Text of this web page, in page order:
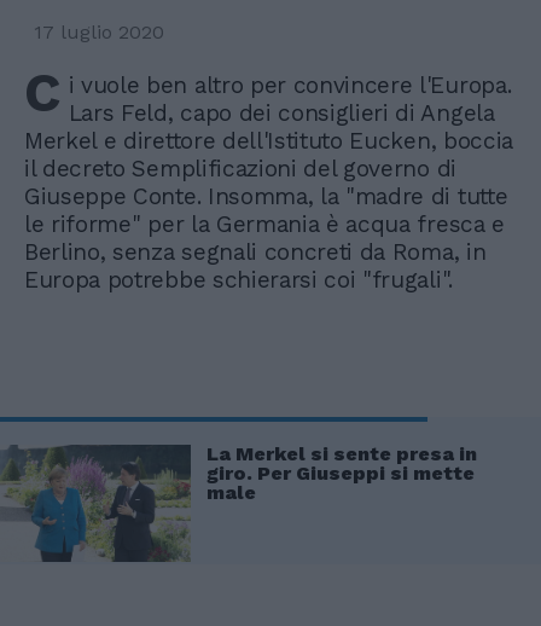
17 luglio 2020
C i vuole ben altro per convincere l'Europa.
Lars Feld, capo dei consiglieri di Angela
Merkel e direttore dell'Istituto Eucken, boccia
il decreto Semplificazioni del governo di
Giuseppe Conte. Insomma, la "madre di tutte
le riforme" per la Germania è acqua fresca e
Berlino, senza segnali concreti da Roma, in
Europa potrebbe schierarsi coi "frugali".
La Merkel si sente presa in
giro. Per Giuseppi si mette
male